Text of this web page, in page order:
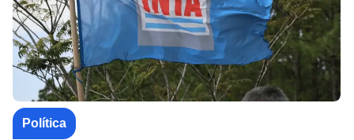
Política